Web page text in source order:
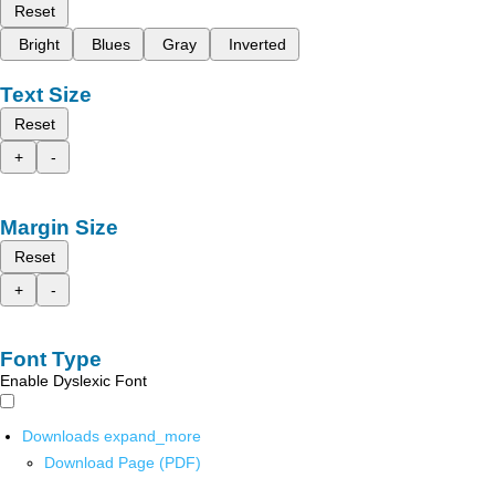
Reset
Bright
Blues Gray Inverted
Text Size
Reset
+
-
Margin Size
Reset
+
-
Font Type
Enable Dyslexic Font
Downloads expand_more
Download Page (PDF)